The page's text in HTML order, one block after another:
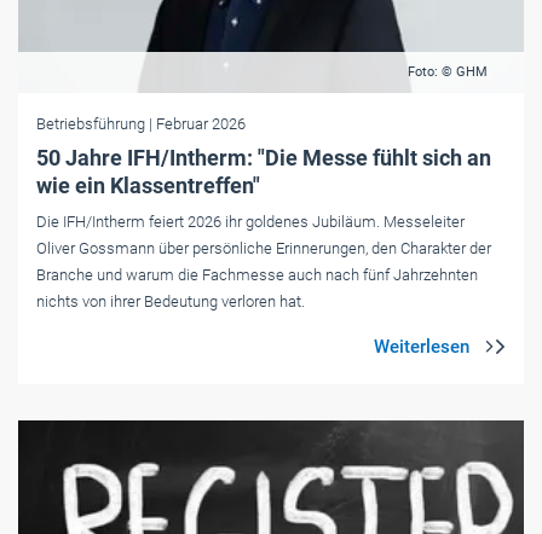
Foto: © GHM
Betriebsführung | Februar 2026
50 Jahre IFH/Intherm: "Die Messe fühlt sich an
wie ein Klassentreffen"
Die IFH/Intherm feiert 2026 ihr goldenes Jubiläum. Messeleiter
Oliver Gossmann über persönliche Erinnerungen, den Charakter der
Branche und warum die Fachmesse auch nach fünf Jahrzehnten
nichts von ihrer Bedeutung verloren hat.